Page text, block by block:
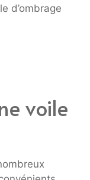
d’ombrage
voile